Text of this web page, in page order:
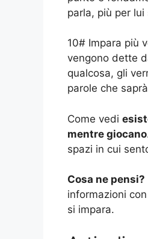
parla, più per
10# Impara più
vengono dette
qualcosa, gli
parole che
Come vedi
mentre giocano
spazi in cui
Cosa ne pensi?
informazioni
si impara.